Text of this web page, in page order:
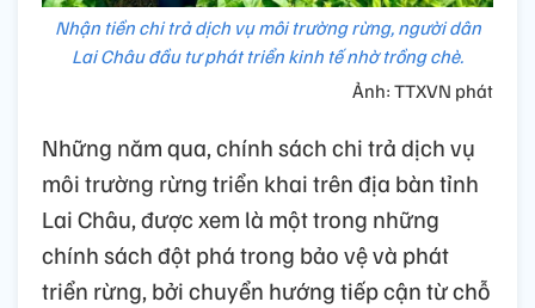
Nhận tiền chi trả dịch vụ môi trường rừng, người dân
Lai Châu đầu tư phát triển kinh tế nhờ trồng chè.
Ảnh: TTXVN phát
Những năm qua, chính sách chi trả dịch vụ
môi trường rừng triển khai trên địa bàn tỉnh
Lai Châu, được xem là một trong những
chính sách đột phá trong bảo vệ và phát
triển rừng, bởi chuyển hướng tiếp cận từ chỗ